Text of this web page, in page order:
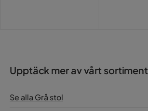
Upptäck mer av vårt sortiment
Se alla Grå stol